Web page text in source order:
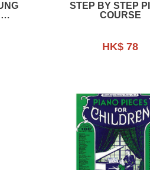
STEP BY STEP
COURSE
HK$ 78